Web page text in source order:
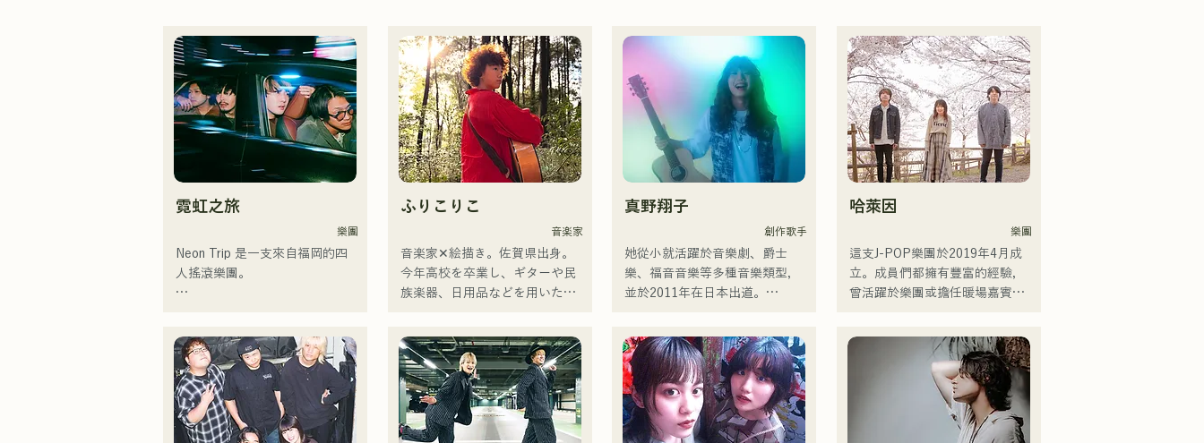
霓虹之旅
樂團
Neon Trip 是一支來自福岡的四
人搖滾樂團。
Trip」。
由主唱兼吉他手神谷雄馬傾情演
繹的懷舊歌曲，將流行搖滾的精
髓淋漓盡致地展現出來。時而柔
ふりこりこ
音楽家
音楽家✕絵描き。佐賀県出身。
今年高校を卒業し、ギターや民
族楽器、日用品などを用いた、
制作に励む。枠に収まりきれな
いマルチな表現スタイルを確立
するため、日々探求を続けてい
る。現在はSNSを中心に、自身
の表現を発信中。
真野翔子
創作歌手
她從小就活躍於音樂劇、爵士
樂、福音音樂等多種音樂類型，
並於2011年在日本出道。
企業廣告歌曲和電影的製作。
2014年至2017年，她以東京為據
點，活躍於多個領域，包括為寶
礦力水特電視廣告作曲、在富士
電視台《MUSIC FAIR》節目中
哈萊因
樂團
這支J-POP樂團於2019年4月成
立。成員們都擁有豐富的經驗，
曾活躍於樂團或擔任暖場嘉賓，
音、樸實的歌詞和懷舊的旋律贏
得了不同年齡層觀眾的支持。成
員們充分發揮各自的個性，打造
出溫柔溫暖的音樂。
目前，他們主要在福岡等地的現